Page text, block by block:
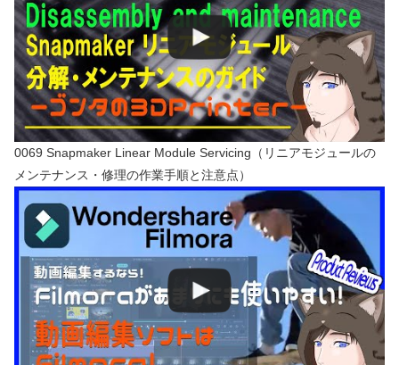
0069 Snapmaker Linear Module Servicing（リニアモジュールの
メンテナンス・修理の作業手順と注意点）